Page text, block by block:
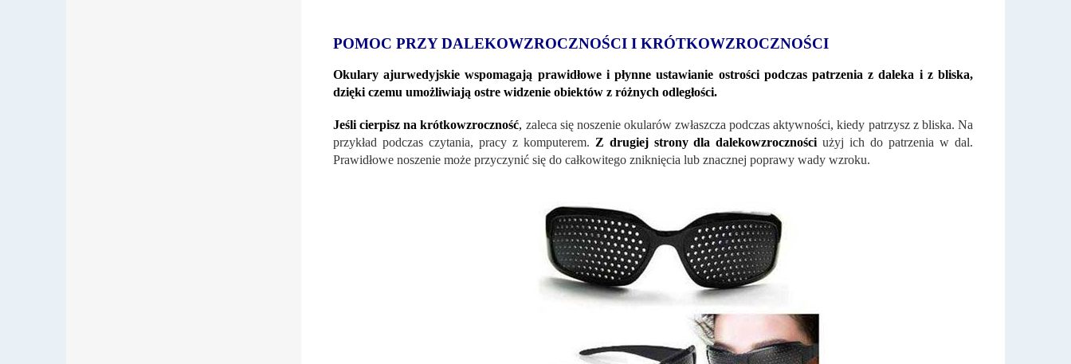
POMOC PRZY DALEKOWZROCZNOŚCI I KRÓTKOWZROCZNOŚCI
Okulary ajurwedyjskie wspomagają prawidłowe i płynne ustawianie ostrości podczas patrzenia z daleka i z bliska,
dzięki czemu umożliwiają ostre widzenie obiektów z różnych odległości.
Jeśli cierpisz na krótkowzroczność, zaleca się noszenie okularów zwłaszcza podczas aktywności, kiedy patrzysz z bliska. Na
przykład podczas czytania, pracy z komputerem. Z drugiej strony dla dalekowzroczności użyj ich do patrzenia w dal.
Prawidłowe noszenie może przyczynić się do całkowitego zniknięcia lub znacznej poprawy wady wzroku.